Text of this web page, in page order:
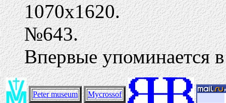
1070х1620.
№643.
Впервые упоминается
Peter museum Mycrossof